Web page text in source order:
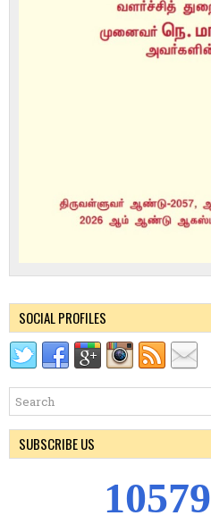
SOCIAL PROFILES
SUBSCRIBE US
10579